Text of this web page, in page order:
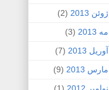
ژوئن 2013
(2)
مه 2013
(3)
آوریل 2013
(7)
مارس 2013
(9)